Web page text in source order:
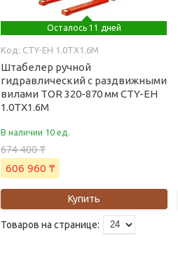
Осталось 11 дней
CTY-EH 1.0TX1.6M
Штабелер ручной
гидравлический с раздвижными
вилами TOR 320-870 мм CTY-EH
1.0TX1.6M
В наличии 10 ед.
674 400 ₸
606 960 ₸
Купить